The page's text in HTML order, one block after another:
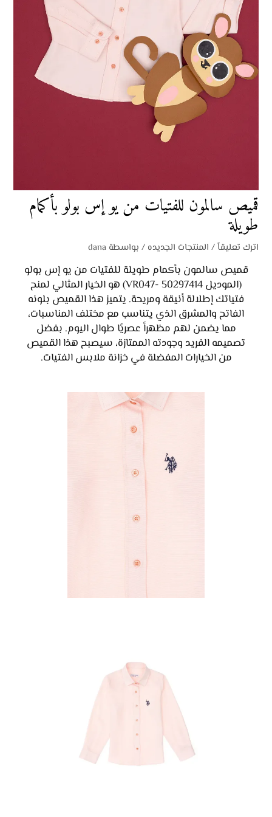
قميص سالمون للفتيات من يو إس بولو بأكمام
طويلة
اترك تعليقاً/ المنتجات الجديده / بواسطة dana
قميص سالمون بأكمام طويلة للفتيات من يو إس بولو
(الموديل 50297414 -VR047) هو الخيار المثالي لمنح
فتياتك إطلالة أنيقة ومريحة. يتميز هذا القميص بلونه
الفاتح والمشرق الذي يتناسب مع مختلف المناسبات،
مما يضمن لهم مظهراً عصريًا طوال اليوم. بفضل
تصميمه الفريد وجودته الممتازة، سيصبح هذا القميص
من الخيارات المفضلة في خزانة ملابس الفتيات.